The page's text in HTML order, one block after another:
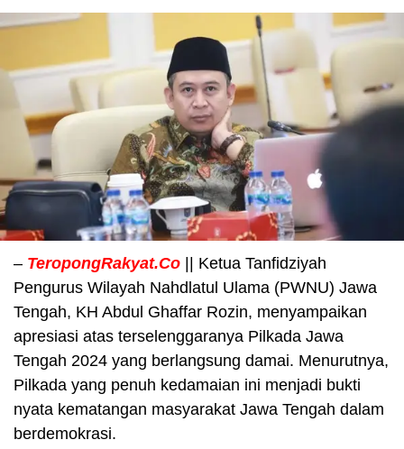
– TeropongRakyat.Co || Ketua Tanfidziyah
Pengurus Wilayah Nahdlatul Ulama (PWNU) Jawa
Tengah, KH Abdul Ghaffar Rozin, menyampaikan
apresiasi atas terselenggaranya Pilkada Jawa
Tengah 2024 yang berlangsung damai. Menurutnya,
Pilkada yang penuh kedamaian ini menjadi bukti
nyata kematangan masyarakat Jawa Tengah dalam
berdemokrasi.